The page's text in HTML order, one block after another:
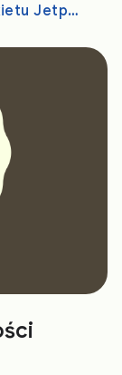
Tworzenie aplikacji za pomocą pakietu Jetpack XR SDK, Unity, OpenXR lub WebXR